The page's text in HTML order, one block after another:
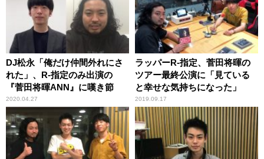
DJ松永「俺だけ仲間外れにさ
れた」、R-指定のみ出演の
『菅田将暉ANN』に嘆き節
2020.04.27
ラッパーR-指定、菅田将暉の
ツアー最終公演に「見ている
と幸せな気持ちになった」
2019.09.17